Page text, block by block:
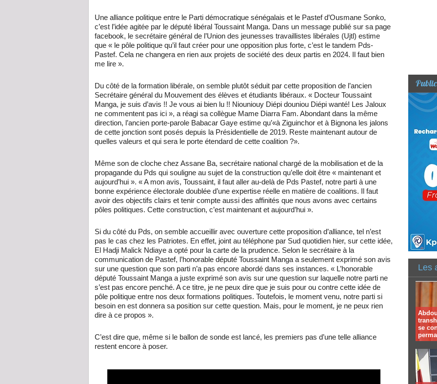
Une alliance politique entre le Parti démocratique sénégalais et le Pastef d’Ousmane Sonko,
c’est l’idée agitée par le député libéral Toussaint Manga. Dans un message publié sur sa page
facebook, le secrétaire général de l’Union des jeunesses travaillistes libérales (Ujtl) estime
que « le pôle politique qu’il faut créer pour une opposition plus forte, c’est le tandem Pds-
Pastef. Cela ne changera en rien aux projets de société des deux partis en 2024. Il faut bien
me lire ».
Du côté de la formation libérale, on semble plutôt séduit par cette proposition de l’ancien
Secrétaire général du Mouvement des élèves et étudiants libéraux. « Docteur Toussaint
Manga, je suis d’avis !! Je vous ai bien lu !! Niouniouy Diépi douniou Diépi wanté! Les Jaloux
ne commentent pas ici », a réagi sa collègue Mame Diarra Fam. Abondant dans la même
direction, l’ancien porte-parole Babacar Gaye estime qu’«à Ziguinchor et à Bignona les jalons
de cette jonction sont posés depuis la Présidentielle de 2019. Reste maintenant autour de
quelles valeurs et qui sera le porte étendard de cette coalition ?».
Même son de cloche chez Assane Ba, secrétaire national chargé de la mobilisation et de la
propagande du Pds qui souligne au sujet de la construction qu’elle doit être « maintenant et
aujourd’hui ». « A mon avis, Toussaint, il faut aller au-delà de Pds Pastef, notre parti à une
bonne expérience électorale doublée d’une expertise réelle en matière de coalitions. Il faut
avoir des objectifs clairs et tenir compte aussi des affinités que nous avons avec certains
pôles politiques. Cette construction, c’est maintenant et aujourd’hui ».
Si du côté du Pds, on semble accueillir avec ouverture cette proposition d’alliance, tel n’est
pas le cas chez les Patriotes. En effet, joint au téléphone par Sud quotidien hier, sur cette idée,
El Hadji Malick Ndiaye a opté pour la carte de la prudence. Selon le secrétaire à la
communication de Pastef, l’honorable député Toussaint Manga a seulement exprimé son avis
sur une question que son parti n’a pas encore abordé dans ses instances. « L’honorable
député Toussaint Manga a juste exprimé son avis sur une question sur laquelle notre parti ne
s’est pas encore penché. A ce titre, je ne peux dire que je suis pour ou contre cette idée de
pôle politique entre nos deux formations politiques. Toutefois, le moment venu, notre parti si
besoin en est donnera sa position sur cette question. Mais, pour le moment, je ne peux rien
dire à ce propos ».
C’est dire que, même si le ballon de sonde est lancé, les premiers pas d’une telle alliance
restent encore à poser.
Les
se